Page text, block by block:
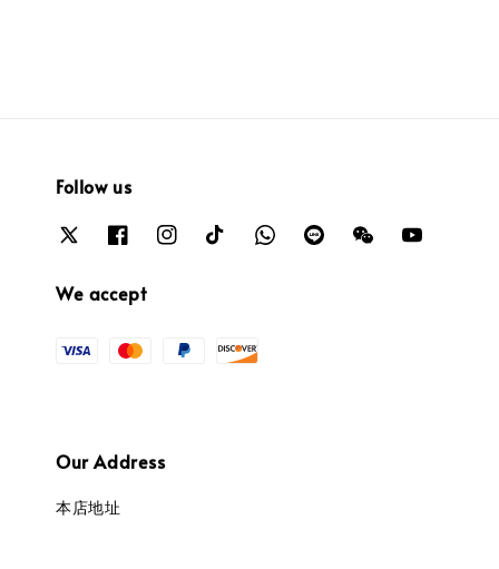
Follow us
We accept
Our Address
本店地址